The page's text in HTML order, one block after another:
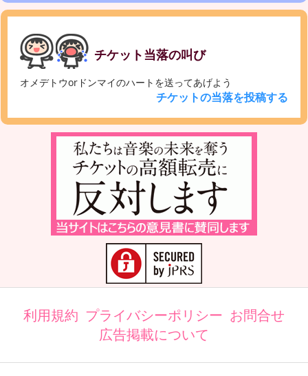
チケット当落の叫び
オメデトウorドンマイのハートを送ってあげよう
チケットの当落を投稿する
利用規約 プライバシーポリシー お問合せ
広告掲載について